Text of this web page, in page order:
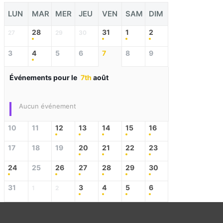
LUN MAR MER JEU VEN SAM DIM
27 28 29 30 31 1 2
3 4 5 6 7 8 9
Événements pour le 7th août
Aucun événement
10 11 12 13 14 15 16
17 18 19 20 21 22 23
24 25 26 27 28 29 30
31 1 2 3 4 5 6